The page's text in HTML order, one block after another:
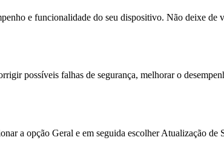
e funcionalidade do seu dispositivo. Não deixe de
possíveis falhas de segurança, melhorar o
a opção Geral e em seguida escolher Atualização